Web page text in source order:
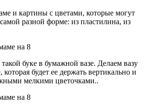
и картины с цветами, которые могут
разной форме: из пластилина, из
буке в бумажной вазе. Делаем вазу
будет ее держать вертикально и
мелкими цветочками..